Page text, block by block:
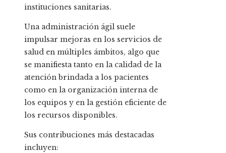
instituciones sanitarias.
Una administración ágil suele
impulsar mejoras en los servicios de
salud en múltiples ámbitos, algo que
se manifiesta tanto en la calidad de la
atención brindada a los pacientes
como en la organización interna de
los equipos y en la gestión eficiente de
los recursos disponibles.
Sus contribuciones más destacadas
incluyen: